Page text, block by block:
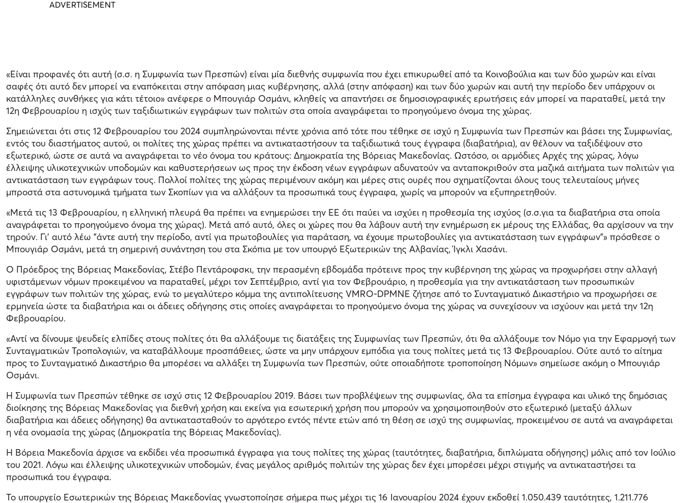
«Είναι προφανές ότι αυτή (σ.σ. η Συμφωνία των Πρεσπών) είναι μία διεθνής συμφωνία που έχει επικυρωθεί από τα Κοινοβούλια και των δύο χωρών και είναι
σαφές ότι αυτό δεν μπορεί να εναπόκειται στην απόφαση μιας κυβέρνησης, αλλά (στην απόφαση) και των δύο χωρών και αυτή την περίοδο δεν υπάρχουν οι
κατάλληλες συνθήκες για κάτι τέτοιο» ανέφερε ο Μπουγιάρ Οσμάνι, κληθείς να απαντήσει σε δημοσιογραφικές ερωτήσεις εάν μπορεί να παραταθεί, μετά την
12η Φεβρουαρίου η ισχύς των ταξιδιωτικών εγγράφων των πολιτών στα οποία αναγράφεται το προηγούμενο όνομα της χώρας.
Σημειώνεται ότι στις 12 Φεβρουαρίου του 2024 συμπληρώνονται πέντε χρόνια από τότε που τέθηκε σε ισχύ η Συμφωνία των Πρεσπών και βάσει της Συμφωνίας,
εντός του διαστήματος αυτού, οι πολίτες της χώρας πρέπει να αντικαταστήσουν τα ταξιδιωτικά τους έγγραφα (διαβατήρια), αν θέλουν να ταξιδέψουν στο
εξωτερικό, ώστε σε αυτά να αναγράφεται το νέο όνομα του κράτους: Δημοκρατία της Βόρειας Μακεδονίας. Ωστόσο, οι αρμόδιες Αρχές της χώρας, λόγω
έλλειψης υλικοτεχνικών υποδομών και καθυστερήσεων ως προς την έκδοση νέων εγγράφων αδυνατούν να ανταποκριθούν στα μαζικά αιτήματα των πολιτών για
αντικατάσταση των εγγράφων τους. Πολλοί πολίτες της χώρας περιμένουν ακόμη και μέρες στις ουρές που σχηματίζονται όλους τους τελευταίους μήνες
μπροστά στα αστυνομικά τμήματα των Σκοπίων για να αλλάξουν τα προσωπικά τους έγγραφα, χωρίς να μπορούν να εξυπηρετηθούν.
«Μετά τις 13 Φεβρουαρίου, η ελληνική πλευρά θα πρέπει να ενημερώσει την ΕΕ ότι παύει να ισχύει η προθεσμία της ισχύος (σ.σ.για τα διαβατήρια στα οποία
αναγράφεται το προηγούμενο όνομα της χώρας). Μετά από αυτό, όλες οι χώρες που θα λάβουν αυτή την ενημέρωση εκ μέρους της Ελλάδας, θα αρχίσουν να την
τηρούν. Γι' αυτό λέω "άντε αυτή την περίοδο, αντί για πρωτοβουλίες για παράταση, να έχουμε πρωτοβουλίες για αντικατάσταση των εγγράφων"» πρόσθεσε ο
Μπουγιάρ Οσμάνι, μετά τη σημερινή συνάντηση του στα Σκόπια με τον υπουργό Εξωτερικών της Αλβανίας, Ίγκλι Χασάνι.
Ο Πρόεδρος της Βόρειας Μακεδονίας, Στέβο Πεντάροφσκι, την περασμένη εβδομάδα πρότεινε προς την κυβέρνηση της χώρας να προχωρήσει στην αλλαγή
υφιστάμενων νόμων προκειμένου να παραταθεί, μέχρι τον Σεπτέμβριο, αντί για τον Φεβρουάριο, η προθεσμία για την αντικατάσταση των προσωπικών
εγγράφων των πολιτών της χώρας, ενώ το μεγαλύτερο κόμμα της αντιπολίτευσης VMRO-DPMNE ζήτησε από το Συνταγματικό Δικαστήριο να προχωρήσει σε
ερμηνεία ώστε τα διαβατήρια και οι άδειες οδήγησης στις οποίες αναγράφεται το προηγούμενο όνομα της χώρας να συνεχίσουν να ισχύουν και μετά την 12η
Φεβρουαρίου.
«Αντί να δίνουμε ψευδείς ελπίδες στους πολίτες ότι θα αλλάξουμε τις διατάξεις της Συμφωνίας των Πρεσπών, ότι θα αλλάξουμε τον Νόμο για την Εφαρμογή των
Συνταγματικών Τροπολογιών, να καταβάλλουμε προσπάθειες, ώστε να μην υπάρχουν εμπόδια για τους πολίτες μετά τις 13 Φεβρουαρίου. Ούτε αυτό το αίτημα
προς το Συνταγματικό Δικαστήριο θα μπορέσει να αλλάξει τη Συμφωνία των Πρεσπών, ούτε οποιαδήποτε τροποποίηση Νόμων» σημείωσε ακόμη ο Μπουγιάρ
Οσμάνι.
Η Συμφωνία των Πρεσπών τέθηκε σε ισχύ στις 12 Φεβρουαρίου 2019. Βάσει των προβλέψεων της συμφωνίας, όλα τα επίσημα έγγραφα και υλικό της δημόσιας
διοίκησης της Βόρειας Μακεδονίας για διεθνή χρήση και εκείνα για εσωτερική χρήση που μπορούν να χρησιμοποιηθούν στο εξωτερικό (μεταξύ άλλων
διαβατήρια και άδειες οδήγησης) θα αντικατασταθούν το αργότερο εντός πέντε ετών από τη θέση σε ισχύ της συμφωνίας, προκειμένου σε αυτά να αναγράφεται
η νέα ονομασία της χώρας (Δημοκρατία της Βόρειας Μακεδονίας).
Η Βόρεια Μακεδονία άρχισε να εκδίδει νέα προσωπικά έγγραφα για τους πολίτες της χώρας (ταυτότητες, διαβατήρια, διπλώματα οδήγησης) μόλις από τον Ιούλιο
του 2021. Λόγω και έλλειψης υλικοτεχνικών υποδομών, ένας μεγάλος αριθμός πολιτών της χώρας δεν έχει μπορέσει μέχρι στιγμής να αντικαταστήσει τα
προσωπικά του έγγραφα.
Το υπουργείο Εσωτερικών της Βόρειας Μακεδονίας γνωστοποίησε σήμερα πως μέχρι τις 16 Ιανουαρίου 2024 έχουν εκδοθεί 1.050.439 ταυτότητες, 1.211.776